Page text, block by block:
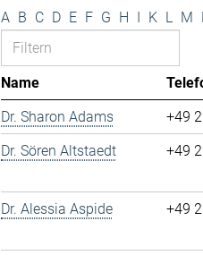
A B C D E F G H I K L M
Name
Dr. Sharon Adams
+49
Dr. Sören Altstaedt
+49
Dr. Alessia Aspide
+49